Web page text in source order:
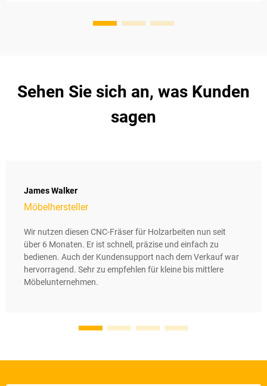
Sehen Sie sich an, was Kunden
sagen
James Walker
Möbelhersteller
Wir nutzen diesen CNC-Fräser für Holzarbeiten nun seit
über 6 Monaten. Er ist schnell, präzise und einfach zu
bedienen. Auch der Kundensupport nach dem Verkauf war
hervorragend. Sehr zu empfehlen für kleine bis mittlere
Möbelunternehmen.